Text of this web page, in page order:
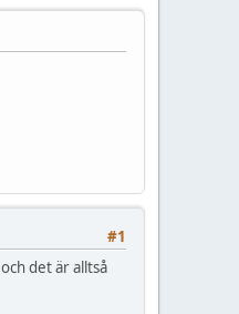
#1
det är alltså